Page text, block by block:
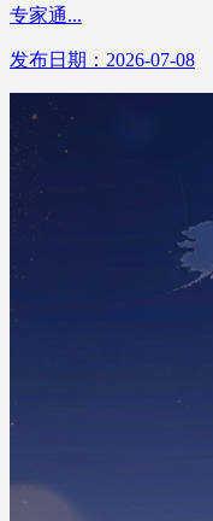
专家通...
发布日期：2026-07-08